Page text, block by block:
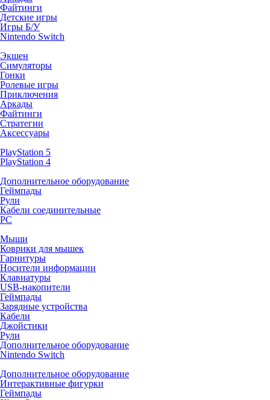
Файтинги
Детские игры
Игры Б/У
Nintendo Switch
Экшен
Симуляторы
Гонки
Ролевые игры
Приключения
Аркады
Файтинги
Стратегии
Аксессуары
PlayStation 5
PlayStation 4
Дополнительное оборудование
Геймпады
Рули
Кабели соединительные
PC
Мыши
Коврики для мышек
Гарнитуры
Носители информации
Клавиатуры
USB-накопители
Геймпады
Зарядные устройства
Кабели
Джойстики
Рули
Дополнительное оборудование
Nintendo Switch
Дополнительное оборудование
Интерактивные фигурки
Геймпады